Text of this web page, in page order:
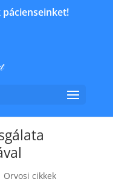
Orvosi cikkek